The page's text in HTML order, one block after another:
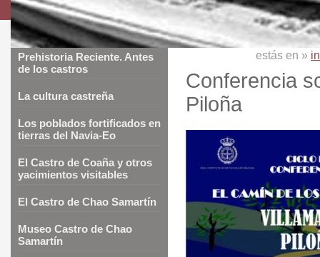
Prehistoria Reciente. Antes
de los castros
La cultura castreña
Los poblados fortificados en
tierras del Navia-Eo
El Castro de Coaña y otros
yacimientos visitables
El Castro de Chao Samartín
Museo Castro de Chao
Samartín
estás en »
Conferencia
Piloña